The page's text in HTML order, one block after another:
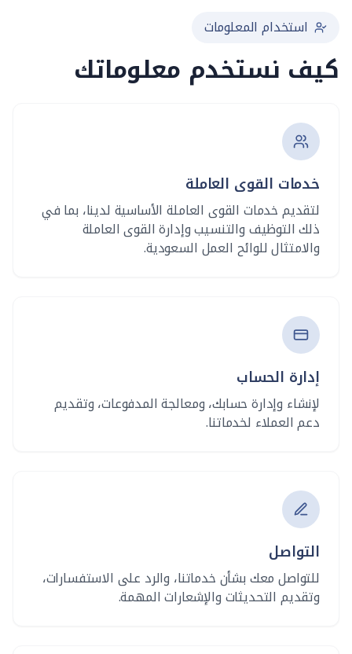
استخدام المعلومات
كيف نستخدم معلوماتك
خدمات القوى العاملة
لتقديم خدمات القوى العاملة الأساسية لدينا، بما في
ذلك التوظيف والتنسيب وإدارة القوى العاملة
والامتثال للوائح العمل السعودية.
إدارة الحساب
لإنشاء وإدارة حسابك، ومعالجة المدفوعات، وتقديم
دعم العملاء لخدماتنا.
التواصل
للتواصل معك بشأن خدماتنا، والرد على الاستفسارات،
وتقديم التحديثات والإشعارات المهمة.